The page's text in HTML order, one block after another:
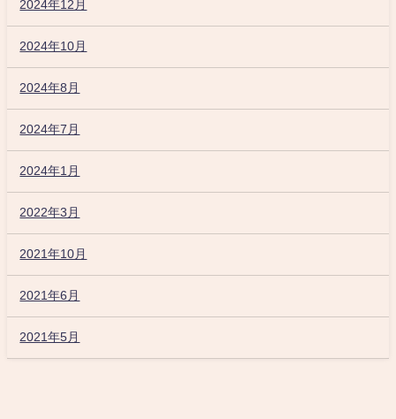
2024年12月
2024年10月
2024年8月
2024年7月
2024年1月
2022年3月
2021年10月
2021年6月
2021年5月